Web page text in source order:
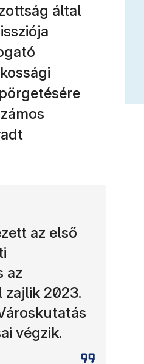
által
az első
az
2023.
végzik.